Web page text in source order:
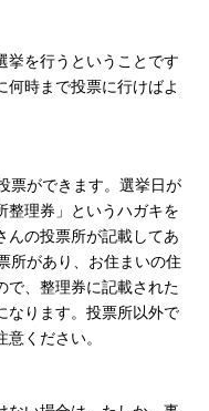
挙を行うということです
時まで投票に行けばよ
票ができます。選挙日が
整理券」というハガキを
んの投票所が記載してあ
所があり、お住まいの住
で、整理券に記載された
なります。投票所以外で
ください。